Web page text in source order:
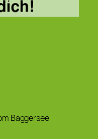
Baggersee